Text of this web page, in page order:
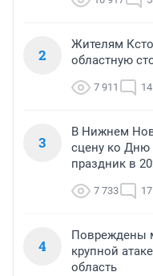
2
Жителям
областную
7 911 14
3
В Нижнем
сцену ко Дню
праздник в
7 733 17
4
Повреждены
крупной
область